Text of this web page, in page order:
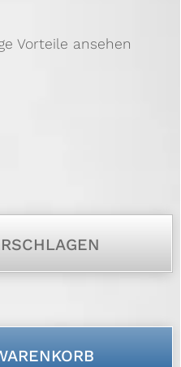
Vorteile ansehen